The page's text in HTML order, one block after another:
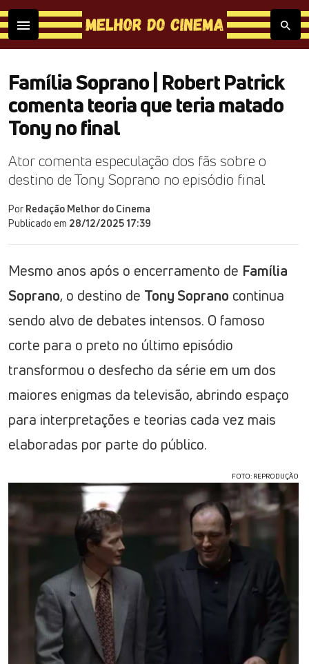
Família Soprano | Robert Patrick
comenta teoria que teria matado
Tony no final
Ator comenta especulação dos fãs sobre o
destino de Tony Soprano no episódio final
Por Redação Melhor do Cinema
Publicado em 28/12/2025 17:39
Mesmo anos após o encerramento de Família
Soprano, o destino de Tony Soprano continua
sendo alvo de debates intensos. O famoso
corte para o preto no último episódio
transformou o desfecho da série em um dos
maiores enigmas da televisão, abrindo espaço
para interpretações e teorias cada vez mais
elaboradas por parte do público.
FOTO: REPRODUÇÃO